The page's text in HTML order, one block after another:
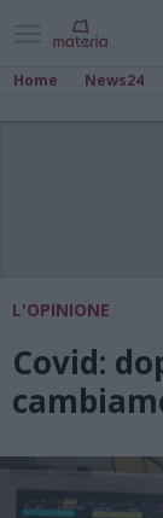
Home News24
L'OPINIONE
Covid: